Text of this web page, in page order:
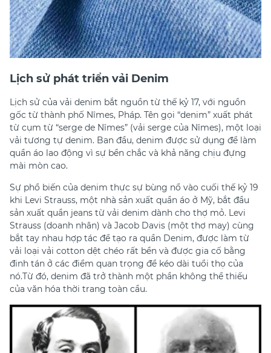
Lịch sử phát triển vải Denim
Lịch sử của vải denim bắt nguồn từ thế kỷ 17, với nguồn
gốc từ thành phố Nîmes, Pháp. Tên gọi “denim” xuất phát
từ cụm từ “serge de Nîmes” (vải serge của Nîmes), một loại
vải tương tự denim. Ban đầu, denim được sử dụng để làm
quần áo lao động vì sự bền chắc và khả năng chịu đựng
mài mòn cao.
Sự phổ biến của denim thực sự bùng nổ vào cuối thế kỷ 19
khi Levi Strauss, một nhà sản xuất quần áo ở Mỹ, bắt đầu
sản xuất quần jeans từ vải denim dành cho thợ mỏ. Levi
Strauss (doanh nhân) và Jacob Davis (một thợ may) cùng
bắt tay nhau hợp tác để tạo ra quần Denim, được làm từ
vải loại vải cotton dệt chéo rất bền và được gia cố bằng
đinh tán ở các điểm quan trọng để kéo dài tuổi thọ của
nó.Từ đó, denim đã trở thành một phần không thể thiếu
của văn hóa thời trang toàn cầu.